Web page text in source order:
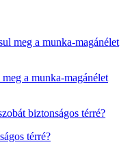
a munka-magánélet
térré?